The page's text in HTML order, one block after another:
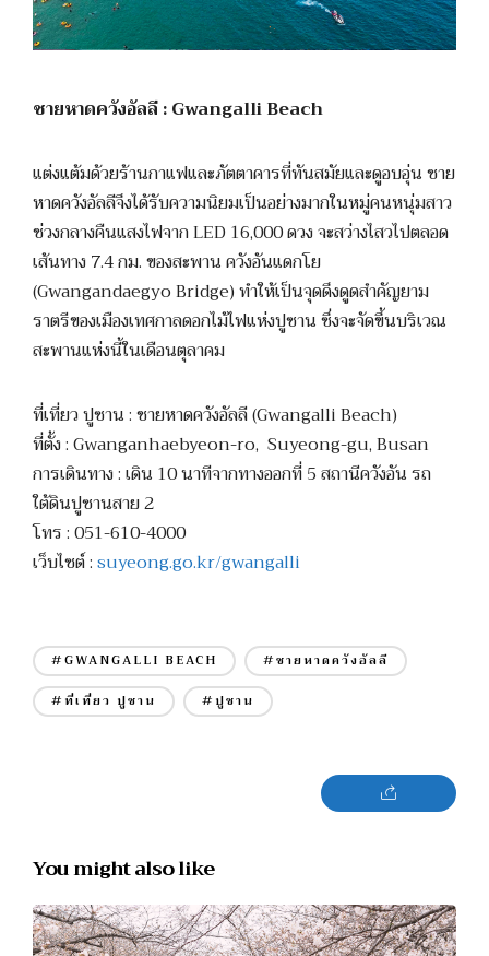
ชายหาดควังอัลลี : Gwangalli Beach
แต่งแต้มด้วยร้านกาแฟและภัตตาคารที่ทันสมัยและดูอบอุ่น ชาย
หาดควังอัลลีจึงได้รับความนิยมเป็นอย่างมากในหมู่คนหนุ่มสาว
ช่วงกลางคืนแสงไฟจาก LED 16,000 ดวง จะสว่างไสวไปตลอด
เส้นทาง 7.4 กม. ของสะพาน ควังอันแดกโย
(Gwangandaegyo Bridge) ทำให้เป็นจุดดึงดูดสำคัญยาม
ราตรีของเมืองเทศกาลดอกไม้ไฟแห่งปูซาน ซึ่งจะจัดขึ้นบริเวณ
สะพานแห่งนี้ในเดือนตุลาคม
ที่เที่ยว ปูซาน : ชายหาดควังอัลลี (Gwangalli Beach)
ที่ตั้ง : Gwanganhaebyeon-ro, Suyeong-gu, Busan
การเดินทาง : เดิน 10 นาทีจากทางออกที่ 5 สถานีควังอัน รถ
ใต้ดินปูซานสาย 2
โทร : 051-610-4000
เว็บไซต์ :suyeong.go.kr/gwangalli
#GWANGALLI BEACH
#ชายหาดควังอัลลี
#ที่เที่ยว ปูซาน
#ปูซาน
You might also like